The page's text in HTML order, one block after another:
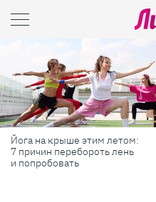
Йога на крыше этим летом:
7 причин перебороть лень
и попробовать